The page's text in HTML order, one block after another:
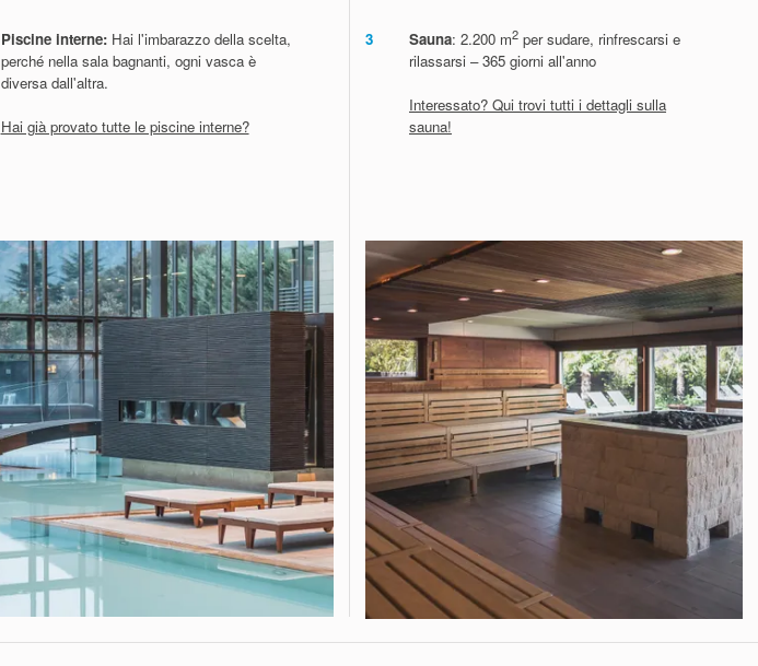
Piscine interne:Hai l'imbarazzo della scelta,
perché nella sala bagnanti, ogni vasca è
diversa dall'altra.
Hai già provato tutte le piscine interne?
3 Sauna: 2.200 m2per sudare, rinfrescarsi e
rilassarsi – 365 giorni all'anno
Interessato? Qui trovi tutti i dettagli sulla
sauna!